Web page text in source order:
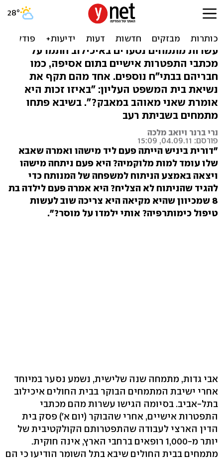
מתמחים ישבתו רעב: 'ביניש
תלמד אותנו מוסר?'
עשרות מתמחים נסערים באיכילוב חתמו על
מכתבי התפטרות אישיים בתום אסיפה, כמו
חבריהם בבתי"ח נוספים. אחד מהם תקף את
נשיאת בית המשפט העליון: "באיזו זכות היא
אומרת שאני מאוהב במאבק?". בשיבא פתחו
מתמחים בשביתת רעב
נרי ברנר ויואב מלכה
פורסם: 04.09.11, 15:09
"דורית ביניש הייתה פעם ליד מישהו ואמרה שאבא
שלו עומד למות מלוקמיה? היא פעם ניתחה מישהו
ויצאה באמצע הניתוח למשפחה של המנותח כדי
להגיד שהניתוח לא הצליח? היא אמרה פעם לילדה בת
8 שמכיוון שהיא מקיאה היא צריכה שוב לעשות
טיפול כימותרפיה? אותי ילמדו על מוסר?".
אבי גדות, מתמחה שנה שלישית, נשמע נסער במיוחד
אחרי ישיבת המתמחים הבוקר בבית החולים איכילוב
בתל-אביב. בסיומה הגישו עשרות מהם מכתבי
התפטרות אישיים, אחרי שהבוקר (יום א') פסק בית
הדין הארצי לעבודה שהתפטרותם הקולקטיבית של
יותר מ-1,000 רופאים ברחבי הארץ, אינה חוקית.
מתמחים בבית החולים שיבא בתל השומר הודיעו כי הם